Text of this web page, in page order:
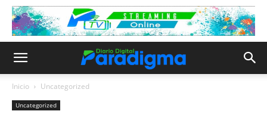
Inicio Uncategorized
Uncategorized